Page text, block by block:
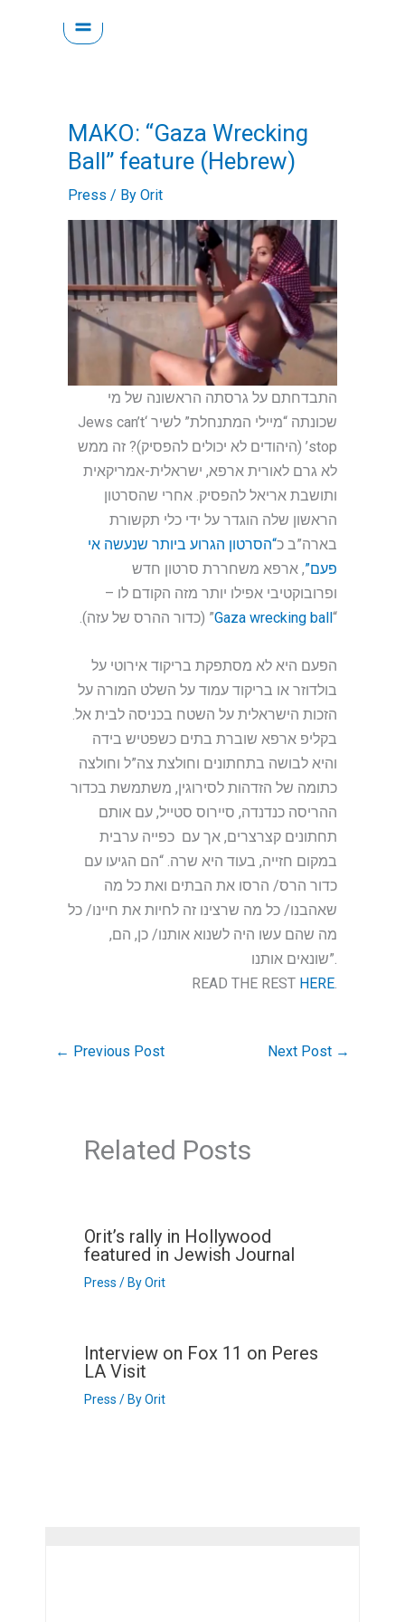
Skip
MAKO: “Gaza Wrecking
Ball” feature (Hebrew)
Press / By Orit
התבדחתם על גרסתה הראשונה של מי
שכונתה “מיילי המתנחלת” לשיר ‘Jews can’t
stop’ (היהודים לא יכולים להפסיק)? זה ממש
לא גרם לאורית ארפא, ישראלית-אמריקאית
ותושבת אריאל להפסיק. אחרי שהסרטון
הראשון שלה הוגדר על ידי כלי תקשורת
בארה”ב כ“הסרטון הגרוע ביותר שנעשה אי
פעם”, ארפא משחררת סרטון חדש
ופרובוקטיבי אפילו יותר מזה הקודם לו –
“
Gaza wrecking ball” (כדור ההרס של עזה).
הפעם היא לא מסתפקת בריקוד אירוטי על
בולדוזר או בריקוד עמוד על השלט המורה על
הזכות הישראלית על השטח בכניסה לבית אל.
בקליפ ארפא שוברת בתים כשפטיש בידה
והיא לבושה בתחתונים וחולצת צה”ל וחולצה
כתומה של הזדהות לסירוגין, משתמשת בכדור
ההריסה כנדנדה, סיירוס סטייל, עם אותם
תחתונים קצרצרים, אך עם כפייה ערבית
במקום חזייה, בעוד היא שרה. “הם הגיעו עם
כדור הרס/ הרסו את הבתים ואת כל מה
שאהבנו/ כל מה שרצינו זה לחיות את חיינו/ כל
מה שהם עשו היה לשנוא אותנו/ כן, הם,
שונאים אותנו”.
READ THE REST HERE.
← Previous Post Next Post →
Related Posts
Orit’s rally in Hollywood
featured in Jewish Journal
Press / ByOrit
Interview on Fox 11 on Peres
LA Visit
Press / ByOrit